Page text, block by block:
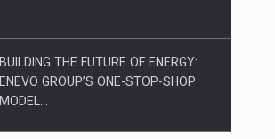
BUILDING THE FUTURE OF ENERGY:
ENEVO GROUP’S ONE-STOP-SHOP
MODEL…